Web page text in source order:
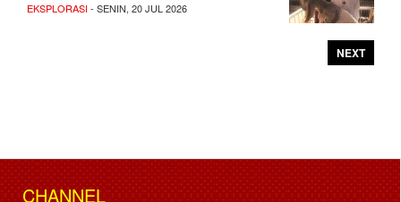
EKSPLORASI- SENIN, 20 JUL 2026
NEXT
CHANNEL